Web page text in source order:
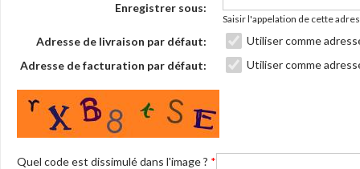
Enregistrer sous:
Saisir l'appelation de cette
Adresse de livraison par défaut:
Utiliser comme
Adresse de facturation par défaut:
Utiliser comme
Quel code est dissimulé dans l'image ? *